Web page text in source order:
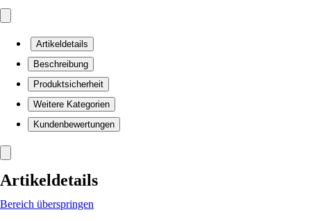
Artikeldetails
Beschreibung
Produktsicherheit
Weitere Kategorien
Kundenbewertungen
Artikeldetails
Bereich überspringen